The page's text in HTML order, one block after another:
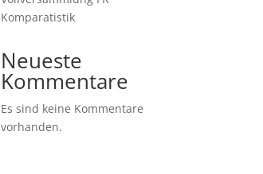
Komparatistik
Neueste
Kommentare
Es sind keine Kommentare
vorhanden.